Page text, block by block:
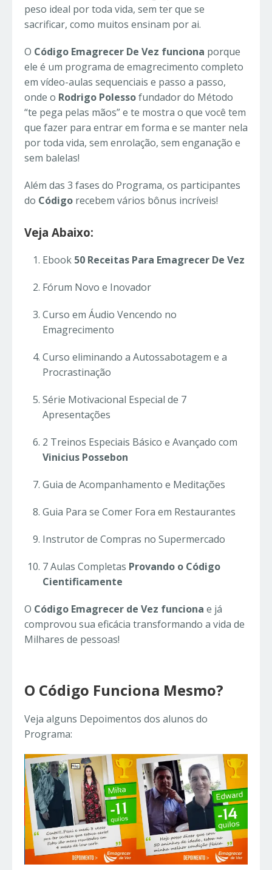
peso ideal por toda vida, sem ter que se
sacrificar, como muitos ensinam por ai.
O Código Emagrecer De Vez funciona porque
ele é um programa de emagrecimento completo
em vídeo-aulas sequenciais e passo a passo,
onde o Rodrigo Polessofundador do Método
“te pega pelas mãos” e te mostra o que você tem
que fazer para entrar em forma e se manter nela
por toda vida, sem enrolação, sem enganação e
sem balelas!
Além das 3 fases do Programa, os participantes
do Código recebem vários bônus incríveis!
Veja Abaixo:
Ebook 50 Receitas Para Emagrecer De Vez
Fórum Novo e Inovador
Curso em Áudio Vencendo no
Emagrecimento
Curso eliminando a Autossabotagem e a
Procrastinação
Série Motivacional Especial de 7
Apresentações
2 Treinos Especiais Básico e Avançado com
Vinicius Possebon
Guia de Acompanhamento e Meditações
Guia Para se Comer Fora em Restaurantes
Instrutor de Compras no Supermercado
7 Aulas Completas Provando o Código
Cientificamente
O Código Emagrecer de Vez funciona e já
comprovou sua eficácia transformando a vida de
Milhares de pessoas!
O Código Funciona Mesmo?
Veja alguns Depoimentos dos alunos do
Programa: